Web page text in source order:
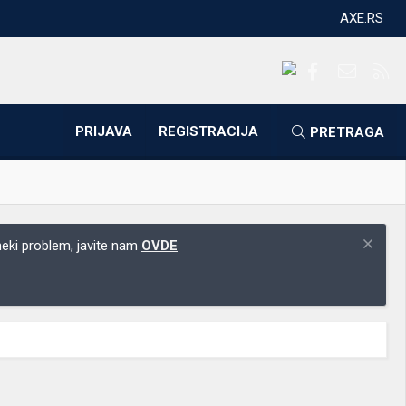
AXE.RS
PRIJAVA REGISTRACIJA PRETRAGA
problem, javite nam OVDE